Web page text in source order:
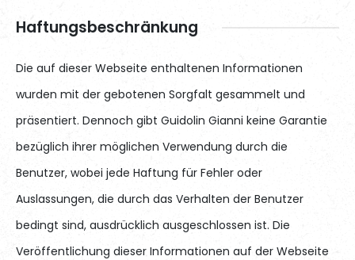
Haftungsbeschränkung
Die auf dieser Webseite enthaltenen Informationen
wurden mit der gebotenen Sorgfalt gesammelt und
präsentiert. Dennoch gibt Guidolin Gianni keine Garantie
bezüglich ihrer möglichen Verwendung durch die
Benutzer, wobei jede Haftung für Fehler oder
Auslassungen, die durch das Verhalten der Benutzer
bedingt sind, ausdrücklich ausgeschlossen ist. Die
Veröffentlichung dieser Informationen auf der Webseite